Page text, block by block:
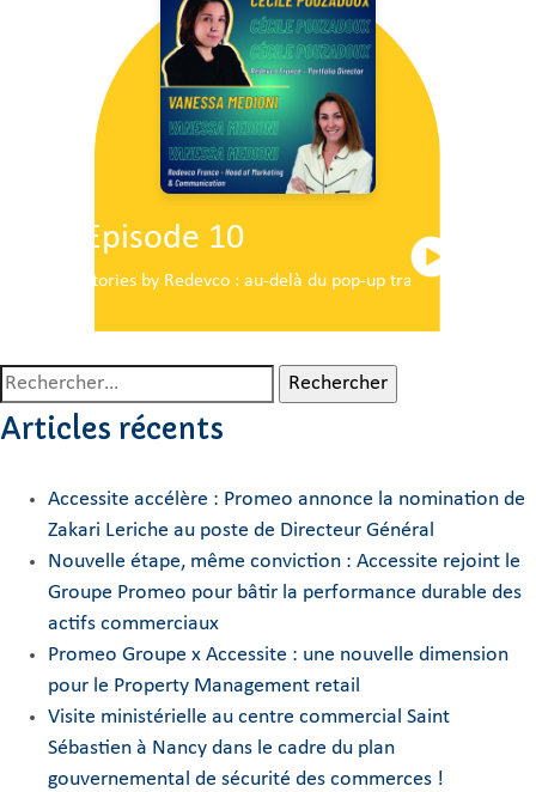
Episode 10
Stories by Redevco : au-delà du pop-up traditionnel
Rechercher :
Articles récents
Accessite accélère : Promeo annonce la nomination de
Zakari Leriche au poste de Directeur Général
Nouvelle étape, même conviction : Accessite rejoint le
Groupe Promeo pour bâtir la performance durable des
actifs commerciaux
Promeo Groupe x Accessite : une nouvelle dimension
pour le Property Management retail
Visite ministérielle au centre commercial Saint
Sébastien à Nancy dans le cadre du plan
gouvernemental de sécurité des commerces !